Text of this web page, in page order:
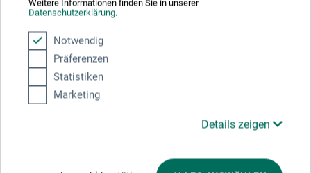
Weitere Informationen finden Sie in unserer
Datenschutzerklärung.
Notwendig
Präferenzen
Statistiken
Marketing
Details zeigen
Kunden kauften auch